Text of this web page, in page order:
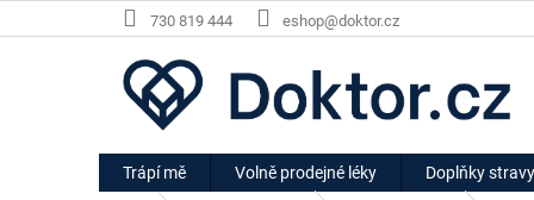
na
730 819 444 eshop@doktor.cz
Trápí mě Volně prodejné léky Doplňky stravy